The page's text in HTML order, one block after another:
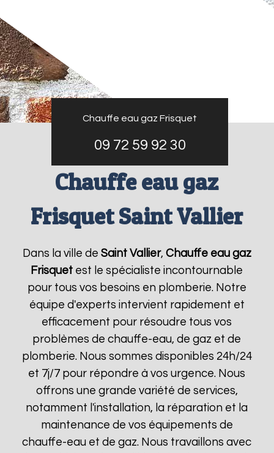
Chauffe eau gaz Frisquet
09 72 59 92 30
Chauffe eau gaz
Frisquet Saint Vallier
Dans la ville de Saint Vallier, Chauffe eau gaz
Frisquet est le spécialiste incontournable
pour tous vos besoins en plomberie. Notre
équipe d'experts intervient rapidement et
efficacement pour résoudre tous vos
problèmes de chauffe-eau, de gaz et de
plomberie. Nous sommes disponibles 24h/24
et 7j/7 pour répondre à vos urgence. Nous
offrons une grande variété de services,
notamment l'installation, la réparation et la
maintenance de vos équipements de
chauffe-eau et de gaz. Nous travaillons avec